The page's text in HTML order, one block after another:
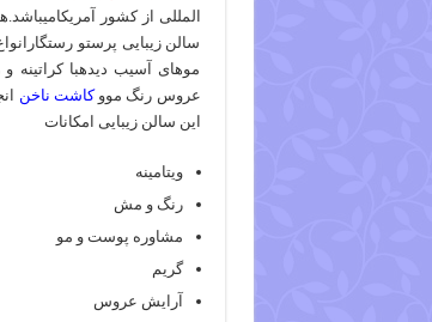
سالن زیبایی پرستو
موهای آسیب دیدهبا
عروس رنگ مووکاشت ناخن
این سالن زیبایی امکانات
ویتامینه
رنگ و مش
مشاوره پوست و مو
گریم
آرایش عروس